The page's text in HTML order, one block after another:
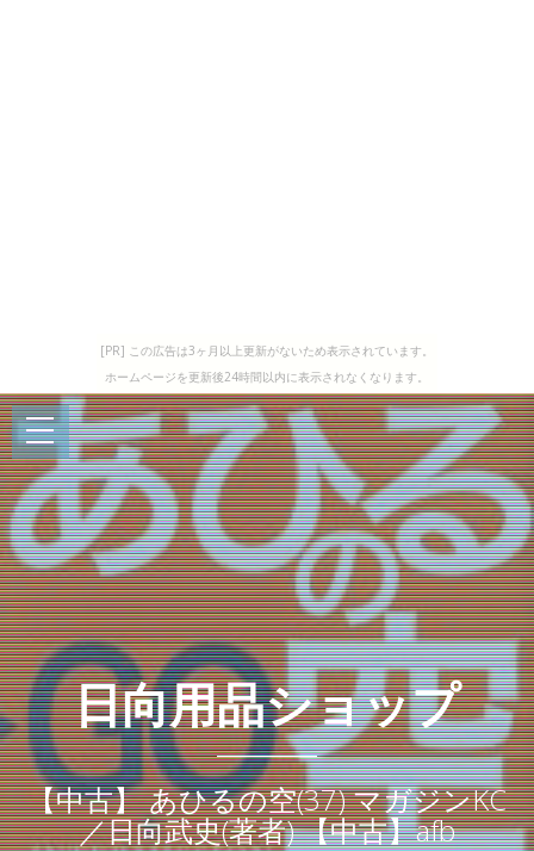
[PR] この広告は3ヶ月以上更新がないため表示されています。
ホームページを更新後24時間以内に表示されなくなります。
日向用品ショップ
【中古】 あひるの空(37) マガジンKC
／日向武史(著者) 【中古】afb